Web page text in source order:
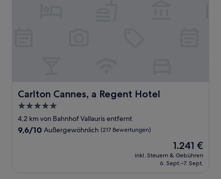
Carlton Cannes, a Regent Hotel
Carlton Cannes, a Regent Hotel
5.0-
Sterne-
Unterkunft
4,2 km von Bahnhof Vallauris entfernt
9.6
9,6/10 Außergewöhnlich (217 Bewertungen)
Der
Preis
beträgt
1.241 €
inkl. Steuern & Gebühren
6. Sept.–7. Sept.